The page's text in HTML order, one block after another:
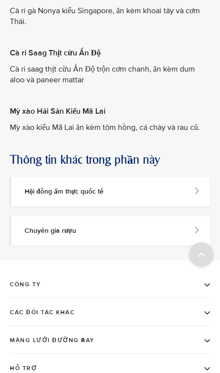
Cà ri gà Nonya kiểu Singapore, ăn kèm khoai tây và cơm
Thái.
Cà ri Saag Thịt cừu Ấn Độ
Cà ri saag thịt cừu Ấn Độ trộn cơm chanh, ăn kèm dum
aloo và paneer mattar
Mỳ xào Hải Sản Kiểu Mã Lai
Mỳ xào kiểu Mã Lai ăn kèm tôm hồng, cá chày và rau củ.
Thông tin khác trong phần này
Hội đồng ẩm thực quốc tế
Chuyên gia rượu